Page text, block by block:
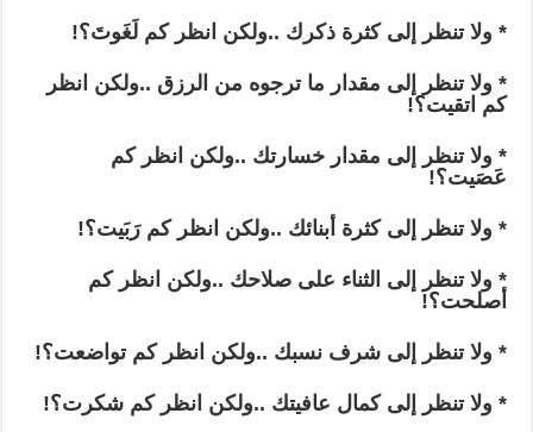
* ولا تنظر إلى كثرة ذكرك ..ولكن انظر كم لَغَوتَ؟!
* ولا تنظر إلى مقدار ما ترجوه من الرزق ..ولكن انظر
كم اتقيت؟!
* ولا تنظر إلى مقدار خسارتك ..ولكن انظر كم
عَصَيت؟!
* ولا تنظر إلى كثرة أبنائك ..ولكن انظر كم رَبَيت؟!
* ولا تنظر إلى الثناء على صلاحك ..ولكن انظر كم
أصلحت؟!
* ولا تنظر إلى شرف نسبك ..ولكن انظر كم تواضعت؟!
* ولا تنظر إلى كمال عافيتك ..ولكن انظر كم شكرت؟!